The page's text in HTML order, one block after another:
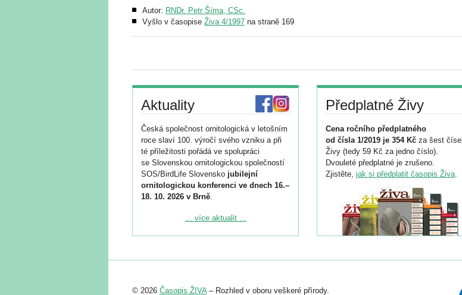
Autor: RNDr. Petr Šíma, CSc.
Vyšlo v časopise Živa 4/1997 na straně 169
Aktuality
Česká společnost ornitologická v letošním
roce slaví 100. výročí svého vzniku a při
té příležitosti pořádá ve spolupráci
se Slovenskou ornitologickou společností
SOS/BirdLife Slovensko jubilejní
ornitologickou konferenci ve dnech 16.–
18. 10. 2026 v Brně.
Podrobnější informace ke konferenci
Registrovat se můžete do 6. září.
abstraktu přihlášené přednášky nebo
... více aktualit ...
Předplatné Živy
Cena ročního předplatného
od čísla 1/2019 je 354 Kč za šest čísel
Živy (tedy 59 Kč za jedno číslo).
Dvouleté předplatné je zrušeno.
Zjistěte, jak si předplatit časopis Živa.
© 2026 Časopis ŽIVA– Rozhled v oboru veškeré přírody.